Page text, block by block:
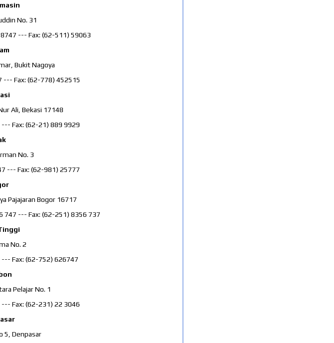
No. 31
--- Fax: (62-511) 59063
Bukit Nagoya
--- Fax: (62-778) 452515
Ali, Bekasi 17148
Fax: (62-21) 889 9929
No. 3
--- Fax: (62-981) 25777
Pajajaran Bogor 16717
747 --- Fax: (62-251) 8356 737
No. 2
Fax: (62-752) 626747
Pelajar No. 1
Fax: (62-231) 22 3046
5, Denpasar